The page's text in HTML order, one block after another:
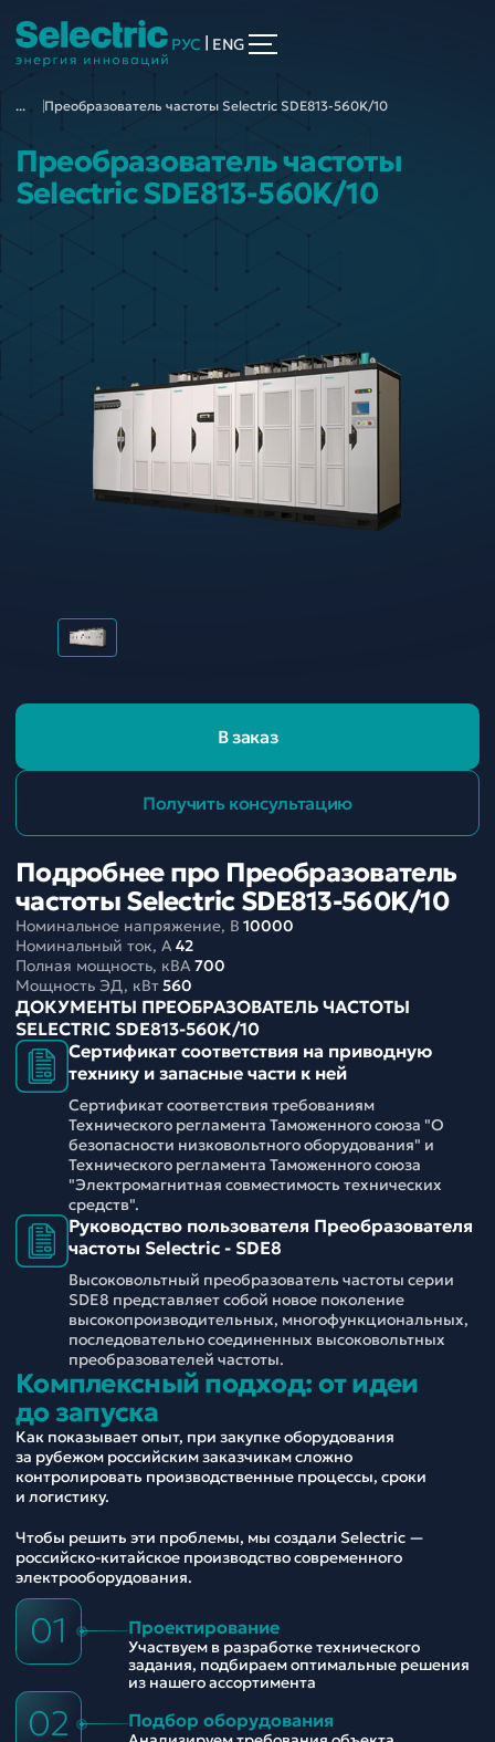
РУС ENG
... Преобразователь частоты Selectric SDE813-560K/10
Преобразователь частоты
Selectric SDE813-560K/10
В заказ
Получить консультацию
Подробнее про Преобразователь
частоты Selectric SDE813-560K/10
Номинальное напряжение, В 10000
Номинальный ток, A42
Полная мощность, кВА700
Мощность ЭД, кВт560
ДОКУМЕНТЫ ПРЕОБРАЗОВАТЕЛЬ ЧАСТОТЫ
SELECTRIC SDE813-560K/10
Сертификат соответствия на приводную
технику и запасные части к ней
Сертификат соответствия требованиям
Технического регламента Таможенного союза "О
безопасности низковольтного оборудования" и
Технического регламента Таможенного союза
"Электромагнитная совместимость технических
средств".
Руководство пользователя Преобразователя
частоты Selectric - SDE8
Высоковольтный преобразователь частоты серии
SDE8 представляет собой новое поколение
высокопроизводительных, многофункциональных,
последовательно соединенных высоковольтных
преобразователей частоты.
Комплексный подход: от идеи
до запуска
Как показывает опыт, при закупке оборудования
за рубежом российским заказчикам сложно
контролировать производственные процессы, сроки
и логистику.
Чтобы решить эти проблемы, мы создали Selectric —
российско-китайское производство современного
электрооборудования.
01 Проектирование
Участвуем в разработке технического
задания, подбираем оптимальные решения
из нашего ассортимента
02 Подбор оборудования